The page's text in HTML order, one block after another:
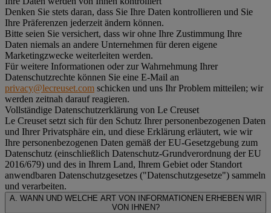
Denken Sie stets daran, dass Sie Ihre Daten kontrollieren und Sie
Ihre Präferenzen jederzeit ändern können.
Bitte seien Sie versichert, dass wir ohne Ihre Zustimmung Ihre
Daten niemals an andere Unternehmen für deren eigene
Marketingzwecke weiterleiten werden.
Für weitere Informationen oder zur Wahrnehmung Ihrer
Datenschutzrechte können Sie eine E-Mail an
privacy@lecreuset.com schicken und uns Ihr Problem mitteilen; wir
werden zeitnah darauf reagieren.
Vollständige Datenschutzerklärung von Le Creuset
Le Creuset setzt sich für den Schutz Ihrer personenbezogenen Daten
und Ihrer Privatsphäre ein, und diese Erklärung erläutert, wie wir
Ihre personenbezogenen Daten gemäß der EU-Gesetzgebung zum
Datenschutz (einschließlich Datenschutz-Grundverordnung der EU
2016/679) und des in Ihrem Land, Ihrem Gebiet oder Standort
anwendbaren Datenschutzgesetzes ("Datenschutzgesetze") sammeln
und verarbeiten.
A. WANN UND WELCHE ART VON INFORMATIONEN ERHEBEN WIR
VON IHNEN?